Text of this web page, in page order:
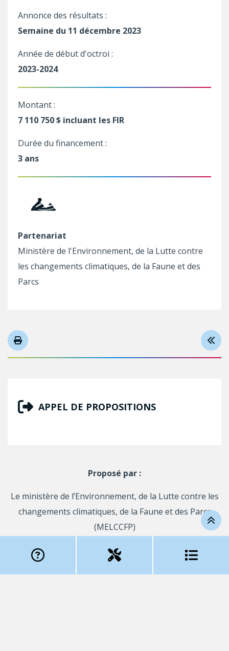
Annonce des résultats :
Semaine du 11 décembre 2023
Année de début d'octroi :
2023-2024
Montant :
7 110 750 $ incluant les FIR
Durée du financement :
3 ans
Partenariat
Ministère de l'Environnement, de la Lutte contre
les changements climatiques, de la Faune et des
Parcs
APPEL DE PROPOSITIONS
Proposé par :
Le ministère de l’Environnement, de la Lutte contre les
changements climatiques, de la Faune et des Parcs
(MELCCFP)
Et Le Fonds de recherche du Québec – Société et culture
(FRQSC)